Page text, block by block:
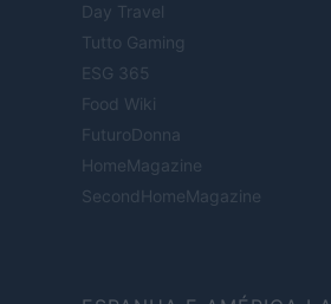
Day Travel
Tutto Gaming
ESG 365
Food Wiki
FuturoDonna
HomeMagazine
SecondHomeMagazine